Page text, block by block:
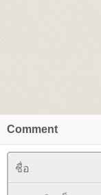
Comment